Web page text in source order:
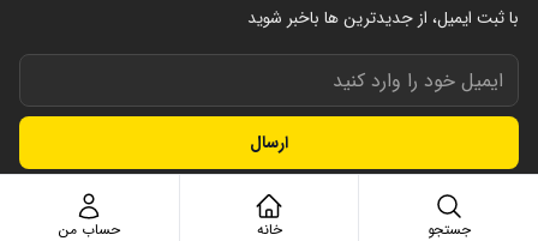
با ثبت ایمیل، از جدید‌ترین ها با‌خبر شوید
ارسال
جستجو خانه حساب من